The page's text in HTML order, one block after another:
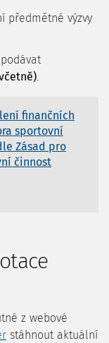
předmětné výzvy
finančních
sportovní
Zásad pro
činnost
z webové
stáhnout aktuální